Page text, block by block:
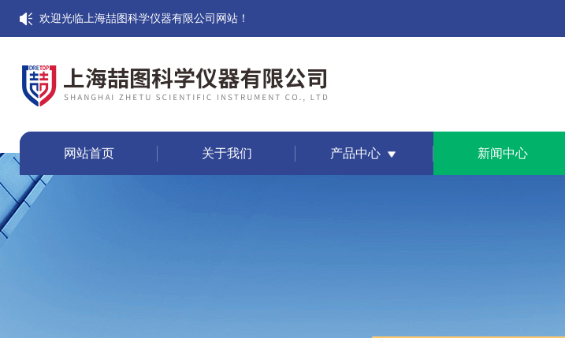
欢迎光临上海喆图科学仪器有限公司网站！
网站首页 关于我们 产品中心 新闻中心